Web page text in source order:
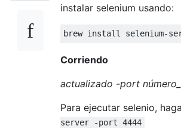
instalar selenium usando:
Corriendo
actualizado -port
Para ejecutar selenio,
server -port 4444